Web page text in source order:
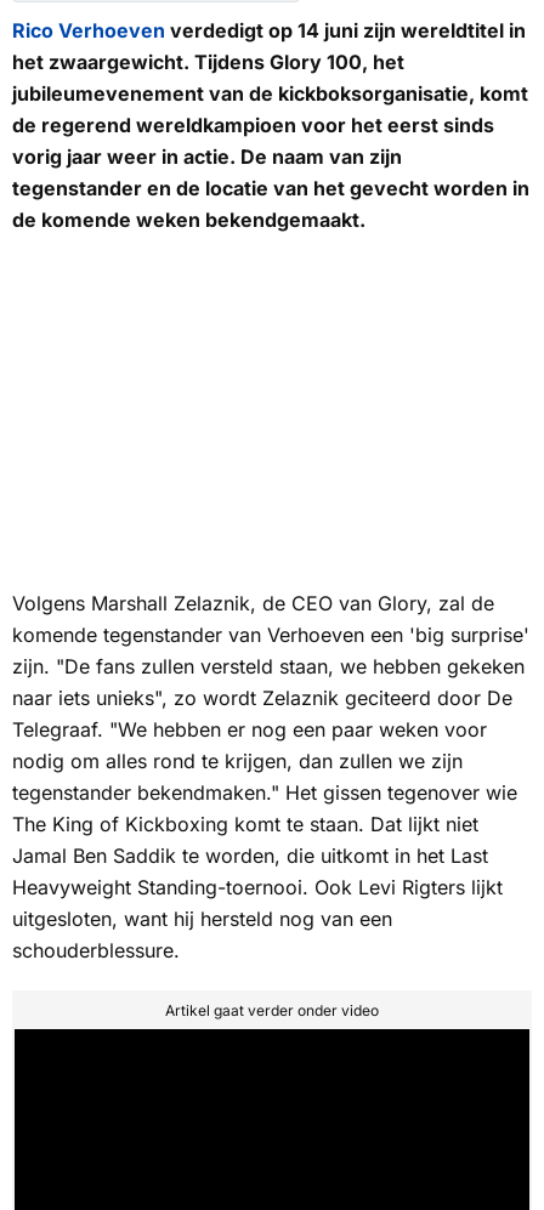
Rico Verhoeven verdedigt op 14 juni zijn wereldtitel in
het zwaargewicht. Tijdens Glory 100, het
jubileumevenement van de kickboksorganisatie, komt
de regerend wereldkampioen voor het eerst sinds
vorig jaar weer in actie. De naam van zijn
tegenstander en de locatie van het gevecht worden in
de komende weken bekendgemaakt.
Volgens Marshall Zelaznik, de CEO van Glory, zal de
komende tegenstander van Verhoeven een 'big surprise'
zijn. "De fans zullen versteld staan, we hebben gekeken
naar iets unieks", zo wordt Zelaznik geciteerd door De
Telegraaf. "We hebben er nog een paar weken voor
nodig om alles rond te krijgen, dan zullen we zijn
tegenstander bekendmaken." Het gissen tegenover wie
The King of Kickboxing komt te staan. Dat lijkt niet
Jamal Ben Saddik te worden, die uitkomt in het Last
Heavyweight Standing-toernooi. Ook Levi Rigters lijkt
uitgesloten, want hij hersteld nog van een
schouderblessure.
Artikel gaat verder onder video